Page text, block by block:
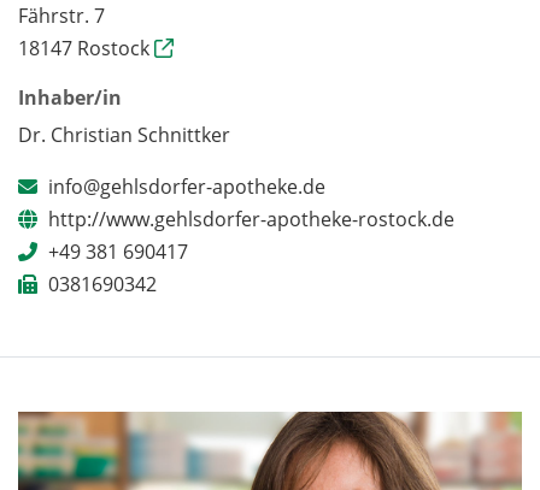
Fährstr. 7
18147 Rostock
Inhaber/in
Dr. Christian Schnittker
info@gehlsdorfer-apotheke.de
http://www.gehlsdorfer-apotheke-rostock.de
+49 381 690417
0381690342